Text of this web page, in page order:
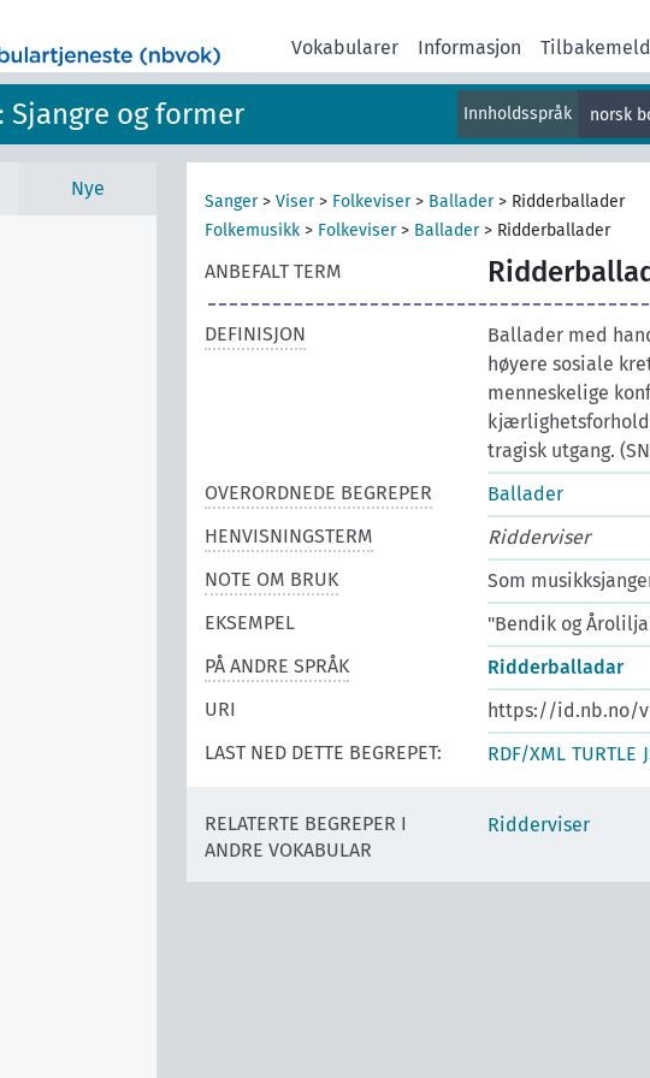
Vokabularer Informasjon
Sjangre og former Innholdsspråk norsk
Nye
Sanger> Viser> Folkeviser> Ballader> Ridderballader
Folkemusikk > Folkeviser> Ballader> Ridderballader
ANBEFALT TERM
DEFINISJON
Ballader med
høyere sosiale
menneskelige
tragisk utgang.
OVERORDNEDE BEGREPER
Ballader
HENVISNINGSTERM
Ridderviser
NOTE OM BRUK
Som
EKSEMPEL
"Bendik og
PÅ ANDRE SPRÅK
Ridderballadar
URI
https://id.nb.no/
LAST NED DETTE BEGREPET:
RDF/XML TURTLE
RELATERTE BEGREPER I
ANDRE VOKABULAR
Ridderviser